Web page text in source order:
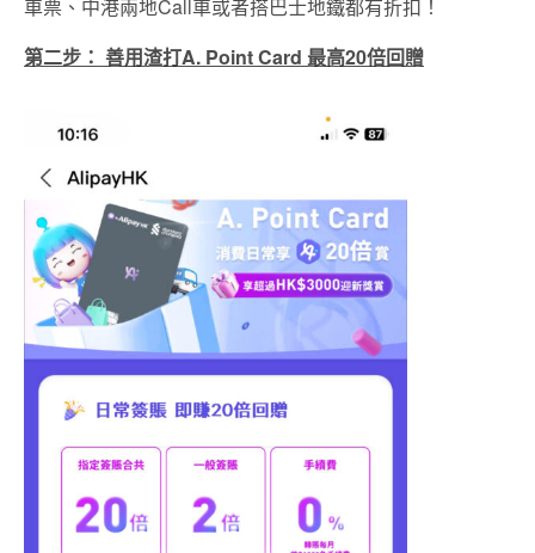
車票、中港兩地Call車或者搭巴士地鐵都有折扣！
第二步： 善用渣打A. Point Card 最高20倍回贈